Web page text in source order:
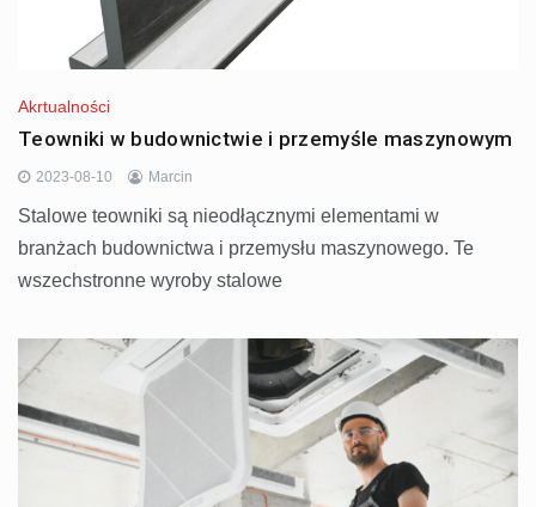
Akrtualności
Teowniki w budownictwie i przemyśle maszynowym
2023-08-10 Marcin
Stalowe teowniki są nieodłącznymi elementami w
branżach budownictwa i przemysłu maszynowego. Te
wszechstronne wyroby stalowe